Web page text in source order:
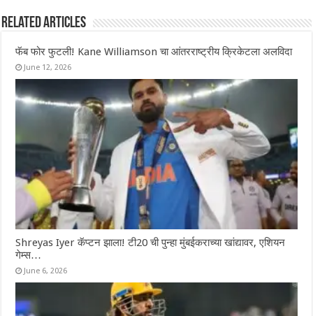
Related Articles
फॅब फोर फुटली! Kane Williamson चा आंतरराष्ट्रीय क्रिकेटला अलविदा
June 12, 2026
Shreyas Iyer कॅप्टन झाला! टी20 ची पुन्हा मुंबईकराच्या खांद्यावर, एशियन
गेम्स…
June 6, 2026